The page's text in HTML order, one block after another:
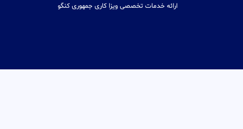
ارائه خدمات تخصصی ویزا کاری جمهوری کنگو